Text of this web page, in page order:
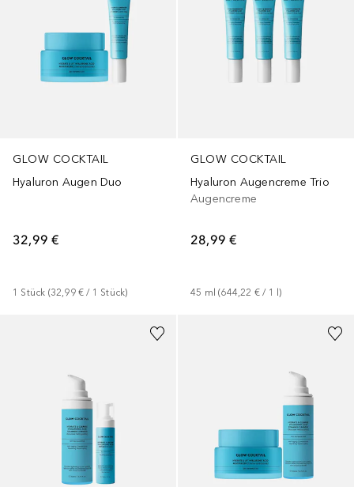
GLOW COCKTAIL
Hyaluron Augen Duo
32,99 €
1 Stück (32,99 € / 1 Stück)
GLOW COCKTAIL
Hyaluron Augencreme Trio
Augencreme
28,99 €
45 ml (644,22 € / 1 l)